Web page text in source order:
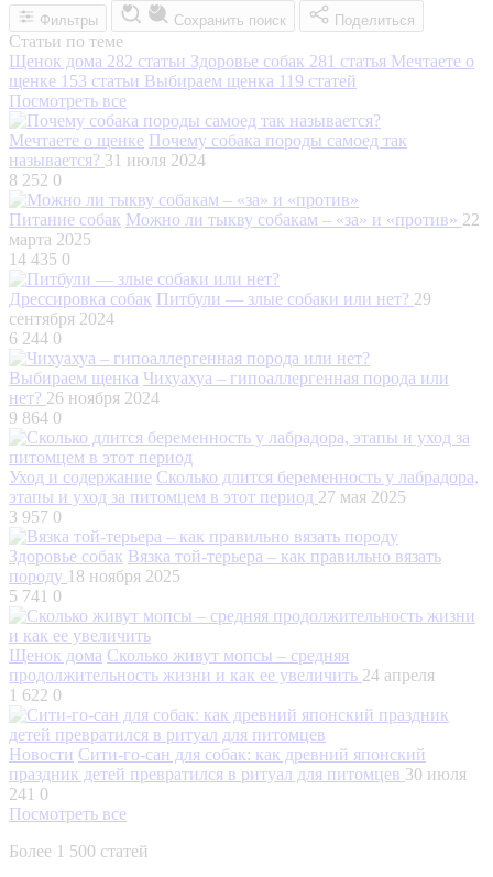
Фильтры Сохранить поиск Поделиться
Статьи по теме
Щенок дома 282 статьи Здоровье собак 281 статья Мечтаете о
щенке 153 статьи Выбираем щенка 119 статей
Посмотреть все
Мечтаете о щенке Почему собака породы самоед так
называется? 31 июля 2024
8 252 0
Питание собак Можно ли тыкву собакам – «за» и «против» 22
марта 2025
14 435 0
Дрессировка собак Питбули — злые собаки или нет? 29
сентября 2024
6 244 0
Выбираем щенка Чихуахуа – гипоаллергенная порода или
нет? 26 ноября 2024
9 864 0
Уход и содержание Сколько длится беременность у лабрадора,
этапы и уход за питомцем в этот период 27 мая 2025
3 957 0
Здоровье собак Вязка той-терьера – как правильно вязать
породу 18 ноября 2025
5 741 0
Щенок дома Сколько живут мопсы – средняя
продолжительность жизни и как ее увеличить 24 апреля
1 622 0
Новости Сити-го-сан для собак: как древний японский
праздник детей превратился в ритуал для питомцев 30 июля
241 0
Посмотреть все
Более 1 500 статей